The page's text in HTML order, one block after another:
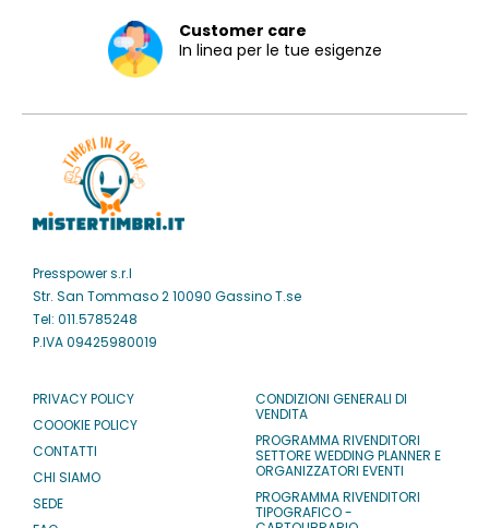
Customer care
In linea per le tue esigenze
Presspower s.r.l
Str. San Tommaso 2 10090 Gassino T.se
Tel: 011.5785248
P.IVA 09425980019
PRIVACY POLICY
COOOKIE POLICY
CONTATTI
CHI SIAMO
SEDE
CONDIZIONI GENERALI DI
VENDITA
PROGRAMMA RIVENDITORI
SETTORE WEDDING PLANNER E
ORGANIZZATORI EVENTI
PROGRAMMA RIVENDITORI
TIPOGRAFICO -